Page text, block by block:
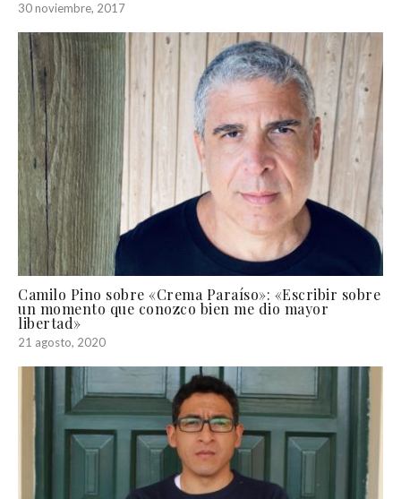
30 noviembre, 2017
Camilo Pino sobre «Crema Paraíso»: «Escribir sobre
un momento que conozco bien me dio mayor
libertad»
21 agosto, 2020